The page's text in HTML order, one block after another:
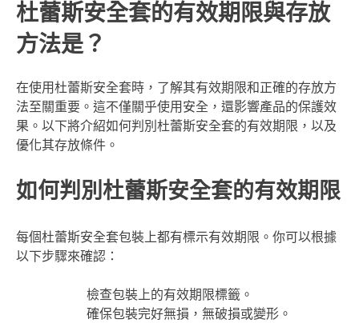
杜蕾斯安全套的有效期限與存放
方法是？
在使用杜蕾斯安全套時，了解其有效期限和正確的存放方
法至關重要。這不僅關乎使用安全，還影響產品的保護效
果。以下將介紹如何判別杜蕾斯安全套的有效期限，以及
優化其存放條件。
如何判別杜蕾斯安全套的有效期限
每個杜蕾斯安全套包裝上都有標示有效期限。你可以根據
以下步驟來確認：
檢查包裝上的有效期限標籤。
確保包裝完好無損，無破損或變形。